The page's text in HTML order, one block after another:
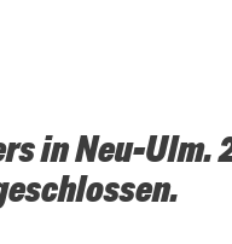
in Neu-Ulm.